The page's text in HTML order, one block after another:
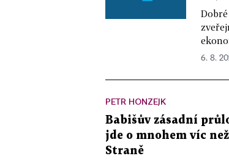
6. 8.
PETR HONZEJK
Babišův zásadní
jde o mnohem víc
Straně